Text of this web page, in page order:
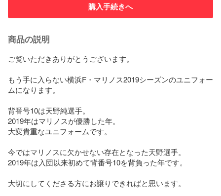
購入手続きへ
商品の説明
ご覧いただきありがとうございます。
もう手に入らない横浜F・マリノス2019シーズンのユニフォー
ムになります。
背番号10は天野純選手。
2019年はマリノスが優勝した年。
大変貴重なユニフォームです。
今ではマリノスに欠かせない存在となった天野選手。
2019年は入団以来初めて背番号10を背負った年です。
大切にしてくださる方にお譲りできればと思います。